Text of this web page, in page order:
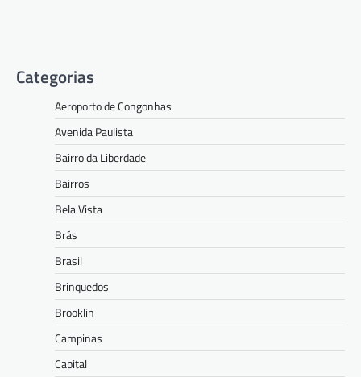
Categorias
Aeroporto de Congonhas
Avenida Paulista
Bairro da Liberdade
Bairros
Bela Vista
Brás
Brasil
Brinquedos
Brooklin
Campinas
Capital